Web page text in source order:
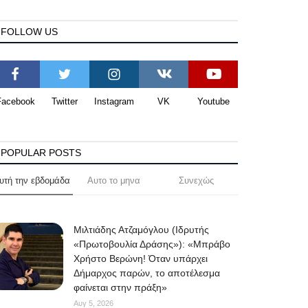
FOLLOW US
Twitter Instagram VK Youtube
POPULAR POSTS
την εβδομάδα Αυτο το μηνα Συνεχώς
Μιλτιάδης Ατζαμόγλου (Ιδρυτής
«Πρωτοβουλία Δράσης»): «Μπράβο
Χρήστο Βερώνη! Όταν υπάρχει
Δήμαρχος παρών, το αποτέλεσμα
φαίνεται στην πράξη»
Αυγ 5, 2026